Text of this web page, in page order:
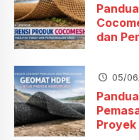
dan
05/